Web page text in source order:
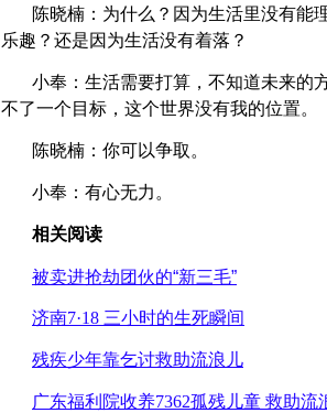
陈晓楠 ：为什么？因为生活里没有能
乐趣？还是因为生活没有着落？
小奉：生活需要打算，不知道未来的
不了一个目标，这个世界没有我的位置。
陈晓楠 ：你可以争取。
小奉：有心无力。
相关阅读
被卖进抢劫团伙的“新三毛”
济南7·18 三小时的生死瞬间
残疾少年靠乞讨救助流浪儿
广东福利院收养7362孤残儿童 救助流